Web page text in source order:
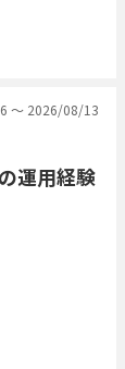
〜 2026/08/13
運用経験